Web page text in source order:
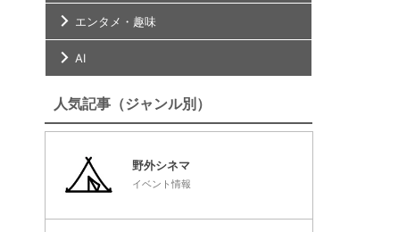
エンタメ・趣味
AI
人気記事（ジャンル別）
野外シネマ
イベント情報